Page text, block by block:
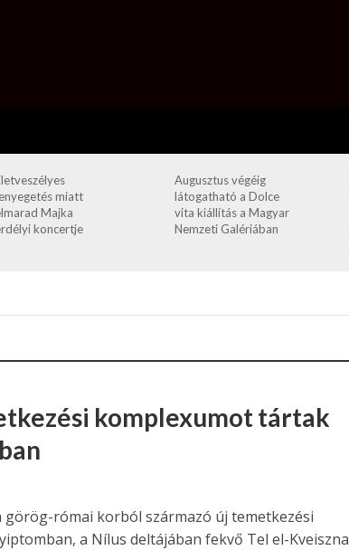
miatt
Majka
koncertje
Augusztus végéig
látogatható a Dolce
vita kiállítás a Magyar
Nemzeti Galériában
komplexumot tártak
görög-római korból származó új temetkezési
a Nílus deltájában fekvő Tel el-Kveiszna